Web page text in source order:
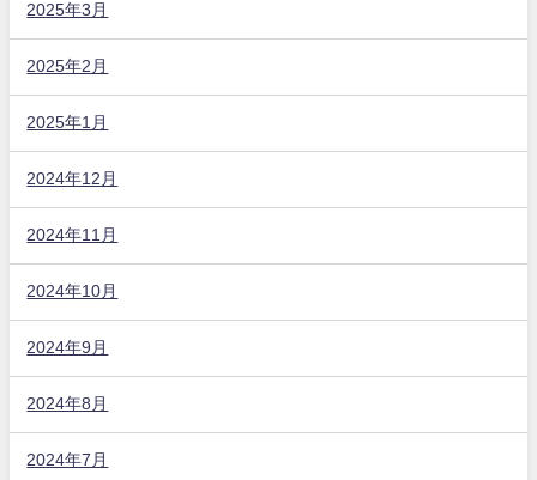
2025年3月
2025年2月
2025年1月
2024年12月
2024年11月
2024年10月
2024年9月
2024年8月
2024年7月